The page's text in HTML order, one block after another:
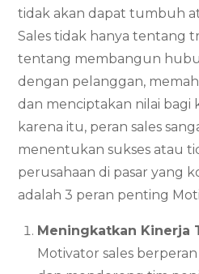
tidak akan dapat tumbuh
Sales tidak hanya tentang
tentang membangun
dengan pelanggan,
dan menciptakan nilai bagi
karena itu, peran sales
menentukan sukses atau
perusahaan di pasar yang
adalah 3 peran penting
Meningkatkan Kinerja
Motivator sales